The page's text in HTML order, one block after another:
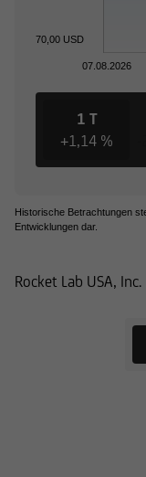
07.08.2026
70,00 USD
1 T
+1,14 %
Historische Betrachtungen
Entwicklungen dar.
Rocket Lab USA, Inc.